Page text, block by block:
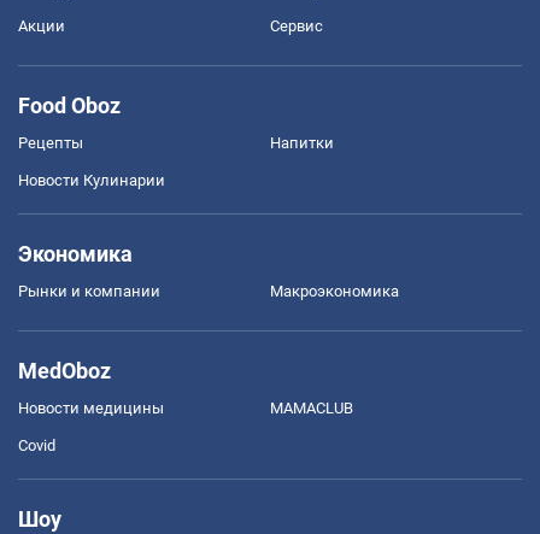
Акции Сервис
Food Oboz
Рецепты Напитки
Новости Кулинарии
Экономика
Рынки и компании Mакроэкономика
MedOboz
Новости медицины MAMACLUB
Covid
Шоу